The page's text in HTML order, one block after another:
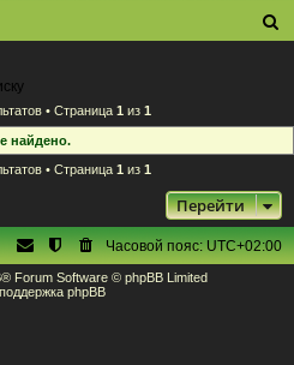
• Страница 1 из 1
найдено.
• Страница 1 из 1
Перейти
Часовой пояс:UTC+02:00
® Forum Software © phpBB Limited
phpBB